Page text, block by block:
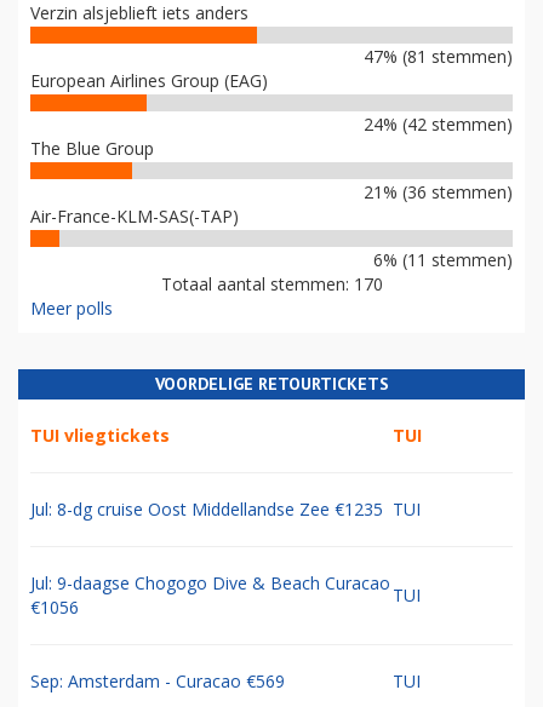
Verzin alsjeblieft iets anders
47% (81 stemmen)
European Airlines Group (EAG)
24% (42 stemmen)
The Blue Group
21% (36 stemmen)
Air-France-KLM-SAS(-TAP)
6% (11 stemmen)
Totaal aantal stemmen: 170
Meer polls
VOORDELIGE RETOURTICKETS
TUI vliegtickets TUI
Jul: 8-dg cruise Oost Middellandse Zee €1235 TUI
Jul: 9-daagse Chogogo Dive & Beach Curacao
€1056
TUI
Sep: Amsterdam - Curacao €569 TUI